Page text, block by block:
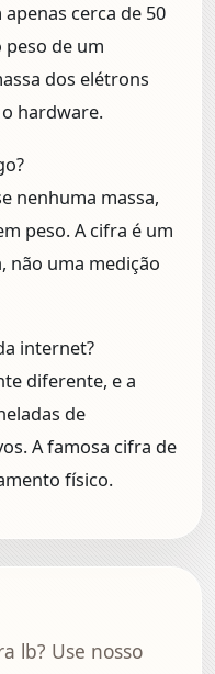
cerca de 50
de um
dos elétrons
hardware.
nenhuma massa,
peso. A cifra é um
não uma medição
internet?
diferente, e a
de
A famosa cifra de
físico.
lb? Use nosso